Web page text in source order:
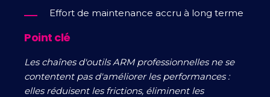
Effort de maintenance accru à long terme
Point clé
Les chaînes d'outils ARM professionnelles ne se
contentent pas d'améliorer les performances :
elles réduisent les frictions, éliminent les